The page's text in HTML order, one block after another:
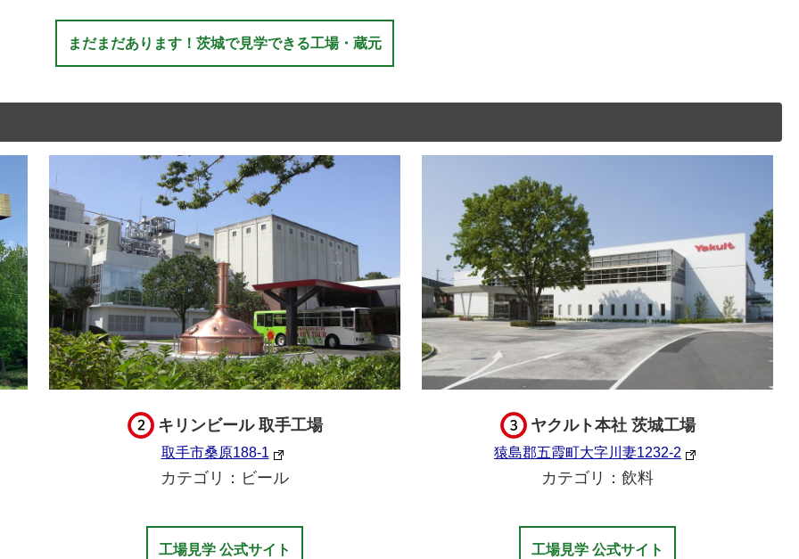
まだまだあります！茨城で見学できる工場・蔵元
キリンビール 取手工場
取手市桑原188-1
カテゴリ：ビール
工場見学 公式サイト
ヤクルト本社 茨城工場
猿島郡五霞町大字川妻1232-2
カテゴリ：飲料
工場見学 公式サイト